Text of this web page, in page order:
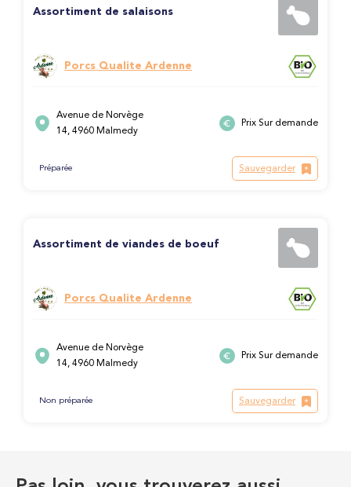
Assortiment de salaisons
Porcs Qualite Ardenne
Avenue de Norvège
14, 4960 Malmedy
Prix Sur demande
Préparée Sauvegarder
Assortiment de viandes de boeuf
Porcs Qualite Ardenne
Avenue de Norvège
14, 4960 Malmedy
Prix Sur demande
Non préparée Sauvegarder